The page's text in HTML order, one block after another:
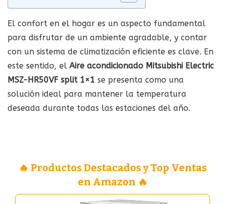
El confort en el hogar es un aspecto fundamental
para disfrutar de un ambiente agradable, y contar
con un sistema de climatización eficiente es clave. En
este sentido, el Aire acondicionado Mitsubishi Electric
MSZ-HR50VF split 1×1 se presenta como una
solución ideal para mantener la temperatura
deseada durante todas las estaciones del año.
🔥 Productos Destacados y Top Ventas
en Amazon 🔥